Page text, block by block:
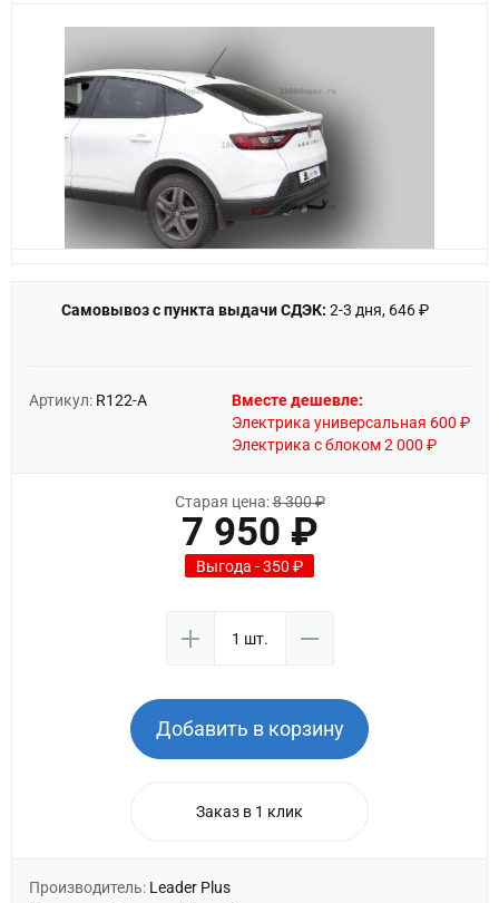
Самовывоз с пункта выдачи СДЭК: 2-3 дня, 646 ₽
Артикул: R122-A
Вместе дешевле:
Электрика универсальная 600 ₽
Электрика с блоком 2 000 ₽
Старая цена:8 300 ₽
7 950 ₽
Выгода - 350 ₽
Добавить в корзину
Заказ в 1 клик
Производитель: Leader Plus